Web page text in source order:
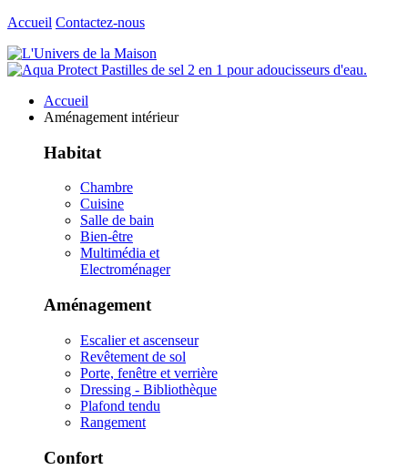
Accueil Contactez-nous
Accueil
Aménagement intérieur
Habitat
Chambre
Cuisine
Salle de bain
Bien-être
Multimédia et
Electroménager
Aménagement
Escalier et ascenseur
Revêtement de sol
Porte, fenêtre et verrière
Dressing - Bibliothèque
Plafond tendu
Rangement
Confort